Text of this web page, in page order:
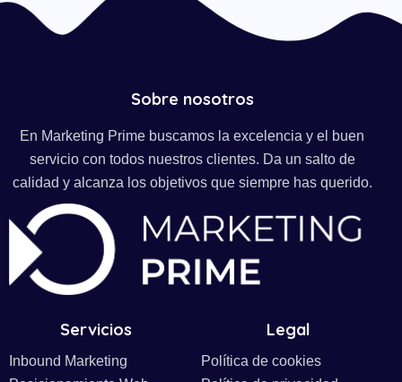
Sobre nosotros
En Marketing Prime buscamos la excelencia y el buen
servicio con todos nuestros clientes. Da un salto de
calidad y alcanza los objetivos que siempre has querido.
Servicios
Inbound Marketing
Legal
Política de cookies